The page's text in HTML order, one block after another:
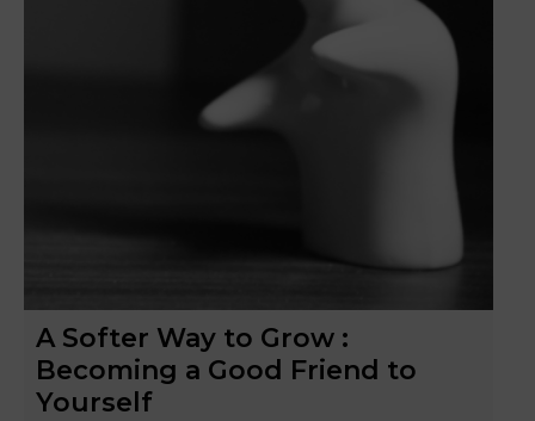
A Softer Way to Grow :
Becoming a Good Friend to
Yourself